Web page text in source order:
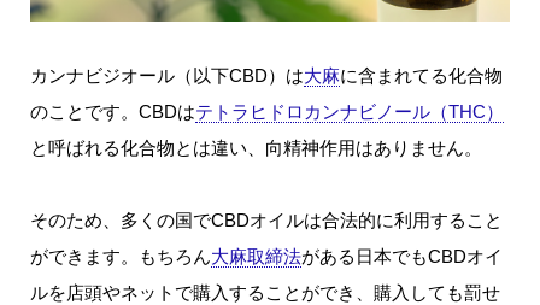
カンナビジオール（以下CBD）は大麻に含まれてる化合物
のことです。CBDはテトラヒドロカンナビノール（THC）
と呼ばれる化合物とは違い、向精神作用はありません。
そのため、多くの国でCBDオイルは合法的に利用すること
ができます。もちろん大麻取締法がある日本でもCBDオイ
ルを店頭やネットで購入することができ、購入しても罰せ